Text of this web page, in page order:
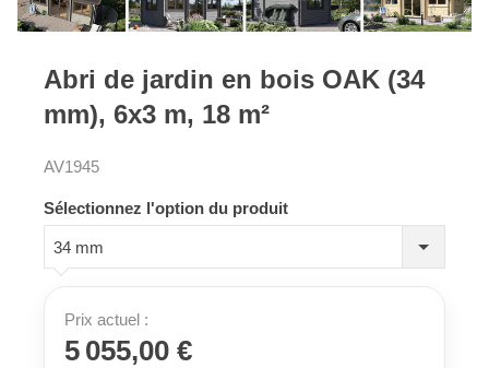
Abri de jardin en bois OAK (34
mm), 6x3 m, 18 m²
AV1945
Sélectionnez l'option du produit
34 mm
Prix actuel :
5 055,00 €